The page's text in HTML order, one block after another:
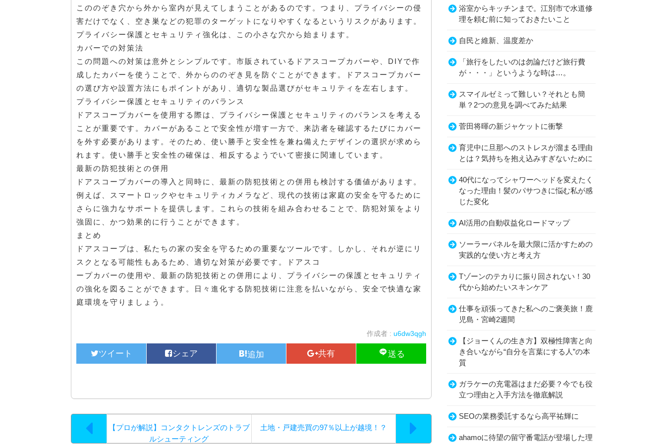
こののぞき穴から外から室内が見えてしまうことがあるのです。つまり、プライバシーの侵
害だけでなく、空き巣などの犯罪のターゲットになりやすくなるというリスクがあります。
プライバシー保護とセキュリティ強化は、この小さな穴から始まります。
カバーでの対策法
この問題への対策は意外とシンプルです。市販されているドアスコープカバーや、DIYで作
成したカバーを使うことで、外からののぞき見を防ぐことができます。ドアスコープカバー
の選び方や設置方法にもポイントがあり、適切な製品選びがセキュリティを左右します。
プライバシー保護とセキュリティのバランス
ドアスコープカバーを使用する際は、プライバシー保護とセキュリティのバランスを考える
ことが重要です。カバーがあることで安全性が増す一方で、来訪者を確認するたびにカバー
を外す必要があります。そのため、使い勝手と安全性を兼ね備えたデザインの選択が求めら
れます。使い勝手と安全性の確保は、相反するようでいて密接に関連しています。
最新の防犯技術との併用
ドアスコープカバーの導入と同時に、最新の防犯技術との併用も検討する価値があります。
例えば、スマートロックやセキュリティカメラなど、現代の技術は家庭の安全を守るために
さらに強力なサポートを提供します。これらの技術を組み合わせることで、防犯対策をより
強固に、かつ効果的に行うことができます。
まとめ
ドアスコープは、私たちの家の安全を守るための重要なツールです。しかし、それが逆にリ
スクとなる可能性もあるため、適切な対策が必要です。ドアスコ
ープカバーの使用や、最新の防犯技術との併用により、プライバシーの保護とセキュリティ
の強化を図ることができます。日々進化する防犯技術に注意を払いながら、安全で快適な家
庭環境を守りましょう。
作成者 : u6dw3qgh
【プロが解説】コンタクトレンズのトラブ
ルシューティング
土地・戸建売買の97％以上が越境！？
浴室からキッチンまで。江別市で水道修
理を頼む前に知っておきたいこと
自民と維新、温度差か
「旅行をしたいのは勿論だけど旅行費
が・・・」というような時は…。
スマイルゼミって難しい？それとも簡
単？2つの意見を調べてみた結果
菅田将暉の新ジャケットに衝撃
育児中に旦那へのストレスが溜まる理由
とは？気持ちを抱え込みすぎないために
40代になってシャワーヘッドを変えたく
なった理由！髪のパサつきに悩む私が感
じた変化
AI活用の自動収益化ロードマップ
ソーラーパネルを最大限に活かすための
実践的な使い方と考え方
Tゾーンのテカりに振り回されない！30
代から始めたいスキンケア
仕事を頑張ってきた私へのご褒美旅！鹿
児島・宮崎2週間
【ジョーくんの生き方】双極性障害と向
き合いながら“自分を言葉にする人”の本
質
ガラケーの充電器はまだ必要？今でも役
立つ理由と入手方法を徹底解説
SEOの業務委託するなら高平祐輝に
ahamoに待望の留守番電話が登場した理